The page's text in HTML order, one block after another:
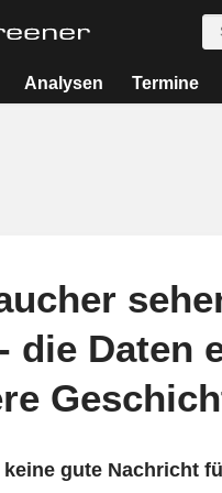
Analysen Termine
die Daten
gute Nachricht